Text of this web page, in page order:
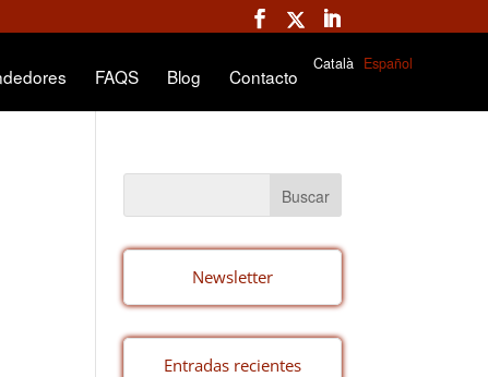
FAQS Blog Contacto
Català Español
Newsletter
Entradas recientes